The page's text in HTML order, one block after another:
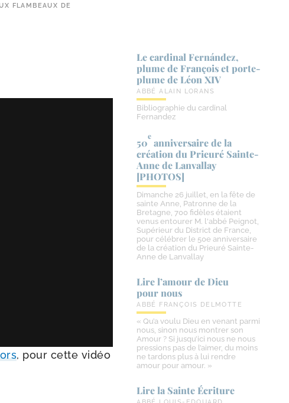
FLAMBEAUX DE
, pour cette vidéo
Le cardinal Fernández,
plume de François et porte-​
plume de Léon XIV
ABBÉ ALAIN LORANS
Bibliographie du cardinal
Fernandez
50
e
anniversaire de la
création du Prieuré Sainte-​
Anne de Lanvallay
[PHOTOS]
Dimanche 26 juillet, en la fête de
sainte Anne, Patronne de la
Bretagne, 700 fidèles étaient
venus entourer M. l'abbé Peignot,
Supérieur du District de France,
pour célébrer le 50e anniversaire
de la création du Prieuré Sainte-
Anne de Lanvallay
Lire l’amour de Dieu
pour nous
ABBÉ FRANÇOIS DELMOTTE
« Qu’a voulu Dieu en venant parmi
nous, sinon nous montrer son
Amour ? Si jusqu’ici nous ne nous
pressions pas de l’aimer, du moins
ne tardons plus à lui rendre
amour pour amour. »
Lire la Sainte Écriture